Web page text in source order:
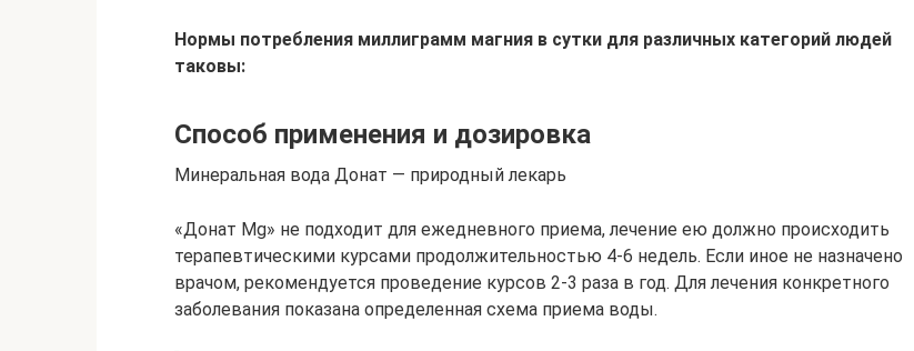
Нормы потребления миллиграмм магния в сутки для различных категорий людей
таковы:
Способ применения и дозировка
Минеральная вода Донат — природный лекарь
«Донат Mg» не подходит для ежедневного приема, лечение ею должно происходить
терапевтическими курсами продолжительностью 4-6 недель. Если иное не назначено
врачом, рекомендуется проведение курсов 2-3 раза в год. Для лечения конкретного
заболевания показана определенная схема приема воды.